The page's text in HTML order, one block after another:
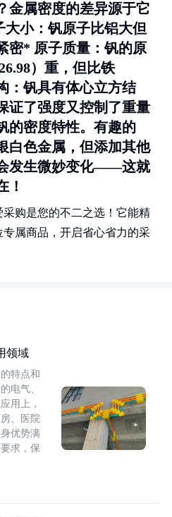
金属密度的差异源于它
大小：钒原子比铝大但
密* 原子质量 ：钒的原
）重，但比铁
：钒具有体心立方结
证了强度又控制了重量
的密度特性。有趣的
白色金属，但添加其他
发生微妙变化——这就
！
购是您的不二之选！它能精
属商品，开启省心省力的采
领域
特点和
电气、
用上，
、医院
优势满
求，保